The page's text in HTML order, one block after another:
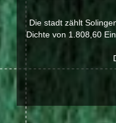
Die stadt zählt
Dichte von 1.808,60